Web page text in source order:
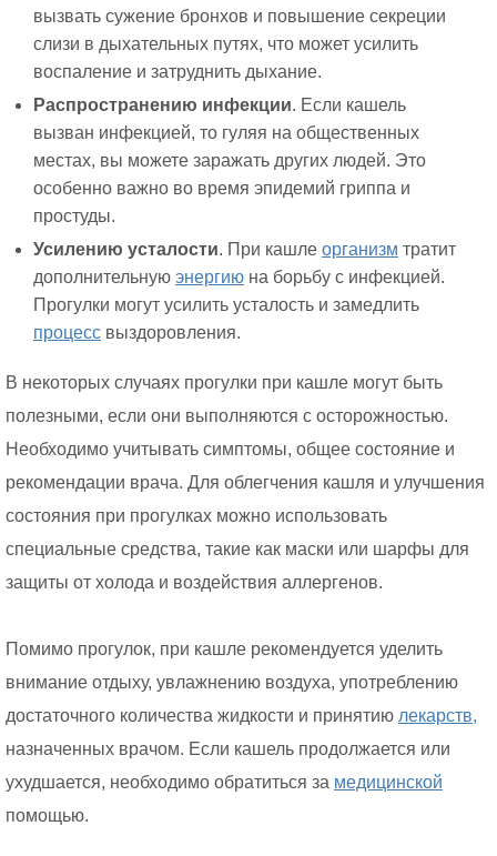
вызвать сужение бронхов и повышение секреции
слизи в дыхательных путях, что может усилить
воспаление и затруднить дыхание.
Распространению инфекции. Если кашель
вызван инфекцией, то гуляя на общественных
местах, вы можете заражать других людей. Это
особенно важно во время эпидемий гриппа и
простуды.
Усилению усталости. При кашле организм тратит
дополнительную энергию на борьбу с инфекцией.
Прогулки могут усилить усталость и замедлить
процесс выздоровления.
В некоторых случаях прогулки при кашле могут быть
полезными, если они выполняются с осторожностью.
Необходимо учитывать симптомы, общее состояние и
рекомендации врача. Для облегчения кашля и улучшения
состояния при прогулках можно использовать
специальные средства, такие как маски или шарфы для
защиты от холода и воздействия аллергенов.
Помимо прогулок, при кашле рекомендуется уделить
внимание отдыху, увлажнению воздуха, употреблению
достаточного количества жидкости и принятию лекарств,
назначенных врачом. Если кашель продолжается или
ухудшается, необходимо обратиться за медицинской
помощью.